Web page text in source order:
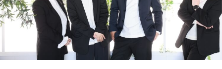
WEDDING フォトウェディング